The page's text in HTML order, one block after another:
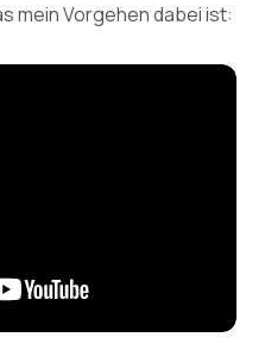
mein Vorgehen dabei ist: